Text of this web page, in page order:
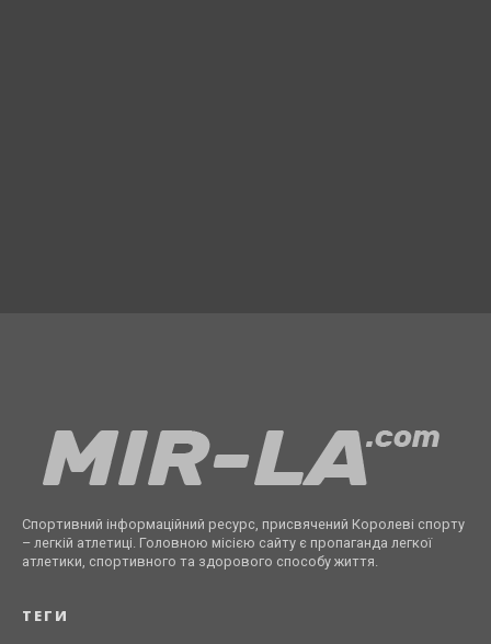
Спортивний інформаційний ресурс, присвячений Королеві спорту
– легкій атлетиці. Головною місією сайту є пропаганда легкої
атлетики, спортивного та здорового способу життя.
ТЕГИ